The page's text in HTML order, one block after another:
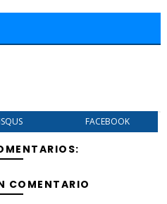
FACEBOOK
COMENTARIO